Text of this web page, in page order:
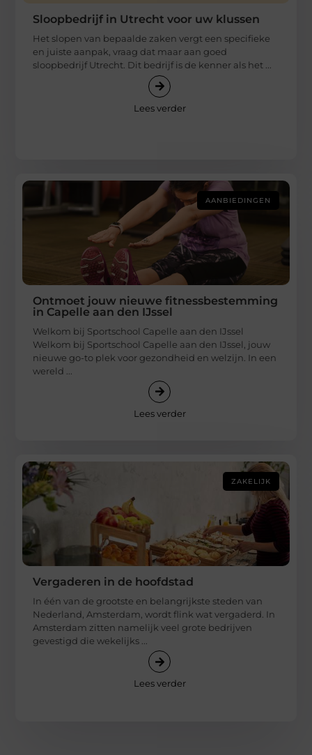
Sloopbedrijf in Utrecht voor uw klussen
Het slopen van bepaalde zaken vergt een specifieke
en juiste aanpak, vraag dat maar aan goed
sloopbedrijf Utrecht. Dit bedrijf is de kenner als het ...
Lees verder
AANBIEDINGEN
Ontmoet jouw nieuwe fitnessbestemming
in Capelle aan den IJssel
Welkom bij Sportschool Capelle aan den IJssel
Welkom bij Sportschool Capelle aan den IJssel, jouw
nieuwe go-to plek voor gezondheid en welzijn. In een
wereld ...
Lees verder
ZAKELIJK
Vergaderen in de hoofdstad
In één van de grootste en belangrijkste steden van
Nederland, Amsterdam, wordt flink wat vergaderd. In
Amsterdam zitten namelijk veel grote bedrijven
gevestigd die wekelijks ...
Lees verder